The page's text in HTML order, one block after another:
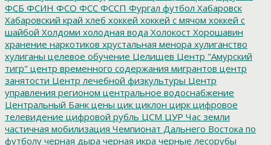
ФСБ ФСИН ФСО ФСС ФССП Фургал футбол Хабаровск
Хабаровский край хлеб хоккей хоккей с мячом хоккей с
шайбой Холдоми холодная вода Холокост Хорошавин
хранение наркотиков хрустальная менора хулиганство
хулиганы целевое обучение Целищев Центр "Амурский
тигр" центр временного содержания мигрантов центр
занятости Центр лечебной физкультуры Центр
управления регионом центральное водоснабжение
Центральный Банк цены цик циклон цирк цифровое
телевидение цифровой рубль ЦСМ ЦУР Час земли
частичная мобилизация Чемпионат Дальнего Востока по
футболу черная дыра черная икра черные лесорубы